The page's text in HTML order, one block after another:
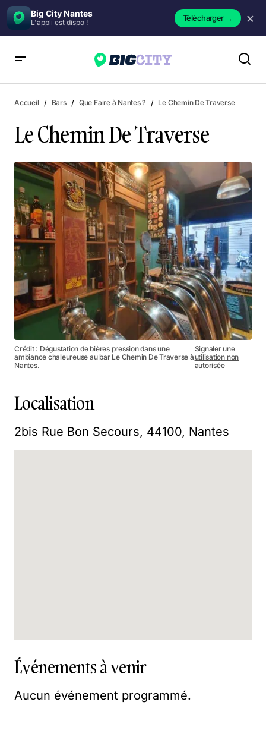
Big City Nantes
L'appli est dispo ! Télécharger→ ×
Accueil Bars Que Faire à Nantes ? Le Chemin De Traverse
Le Chemin De Traverse
Crédit : Dégustation de bières pression dans une
ambiance chaleureuse au bar Le Chemin De Traverse à
Nantes. －
Signaler une
utilisation non
autorisée
Localisation
2bis Rue Bon Secours, 44100, Nantes
Événements à venir
Aucun événement programmé.